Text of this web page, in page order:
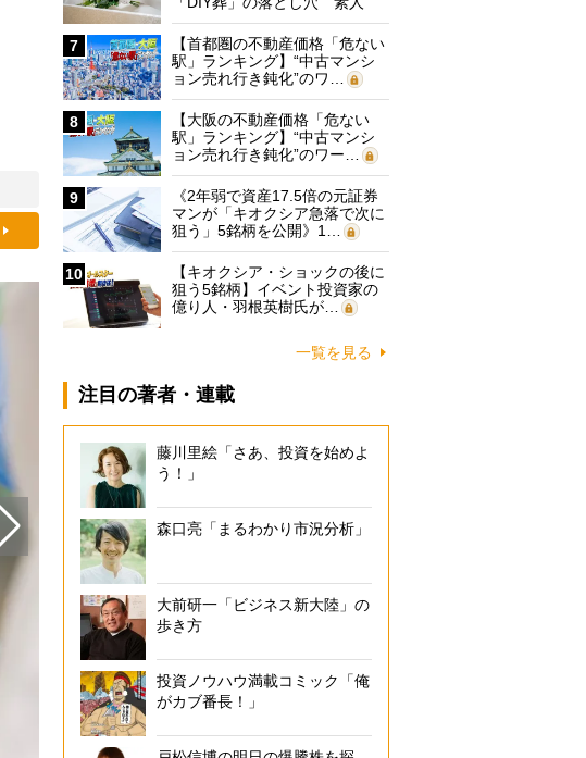
に…
7
【首都圏の不動産価格「危ない
駅」ランキング】“中古マンシ
ョン売れ行き鈍化”のワ…
8
【大阪の不動産価格「危ない
駅」ランキング】“中古マンシ
ョン売れ行き鈍化”のワー…
9
《2年弱で資産17.5倍の元証券
マンが「キオクシア急落で次に
狙う」5銘柄を公開》1…
10
【キオクシア・ショックの後に
狙う5銘柄】イベント投資家の
億り人・羽根英樹氏が…
一覧を見る
注目の著者・連載
藤川里絵「さあ、投資を始めよ
う！」
森口亮「まるわかり市況分析」
大前研一「ビジネス新大陸」の
歩き方
投資ノウハウ満載コミック「俺
がカブ番長！」